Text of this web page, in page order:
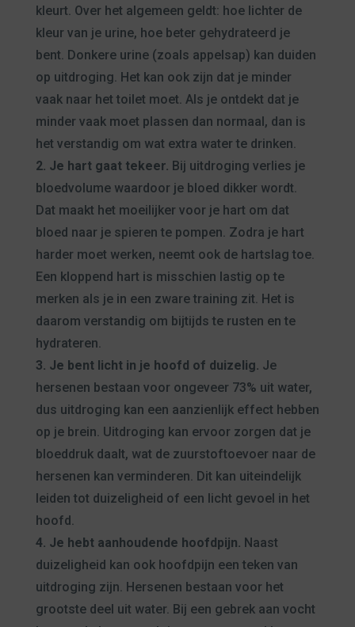
kleurt. Over het algemeen geldt: hoe lichter de
kleur van je urine, hoe beter gehydrateerd je
bent. Donkere urine (zoals appelsap) kan duiden
op uitdroging. Het kan ook zijn dat je minder
vaak naar het toilet moet. Als je ontdekt dat je
minder vaak moet plassen dan normaal, dan is
het verstandig om wat extra water te drinken.
2. Je hart gaat tekeer. Bij uitdroging verlies je
bloedvolume waardoor je bloed dikker wordt.
Dat maakt het moeilijker voor je hart om dat
bloed naar je spieren te pompen. Zodra je hart
harder moet werken, neemt ook de hartslag toe.
Een kloppend hart is misschien lastig op te
merken als je in een zware training zit. Het is
daarom verstandig om bijtijds te rusten en te
hydrateren.
3. Je bent licht in je hoofd of duizelig. Je
hersenen bestaan voor ongeveer 73% uit water,
dus uitdroging kan een aanzienlijk effect hebben
op je brein. Uitdroging kan ervoor zorgen dat je
bloeddruk daalt, wat de zuurstoftoevoer naar de
hersenen kan verminderen. Dit kan uiteindelijk
leiden tot duizeligheid of een licht gevoel in het
hoofd.
4. Je hebt aanhoudende hoofdpijn. Naast
duizeligheid kan ook hoofdpijn een teken van
uitdroging zijn. Hersenen bestaan voor het
grootste deel uit water. Bij een gebrek aan vocht